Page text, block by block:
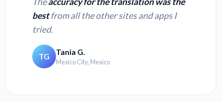
bestfrom all the other sites and apps I
tried.
TG Tania G.
Mexico City, Mexico